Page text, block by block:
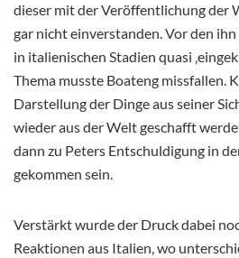
dieser mit der Veröffentlichung der
gar nicht einverstanden. Vor den
in italienischen Stadien quasi
Thema musste Boateng missfallen.
Darstellung der Dinge aus seiner
wieder aus der Welt geschafft
dann zu Peters Entschuldigung in
gekommen sein.
Verstärkt wurde der Druck dabei
Reaktionen aus Italien, wo